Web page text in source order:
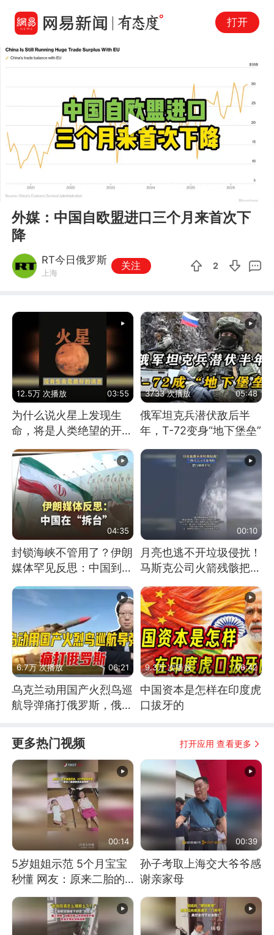
打开
00:00 00:16
Play
外媒：中国自欧盟进口三个月来首次下
降
RT今日俄罗斯
上海
关注 2
12.5万 次播放 03:55
为什么说火星上发现生
命，将是人类绝望的开
始？
3733 次播放 05:48
俄军坦克兵潜伏敌后半
年，T-72变身“地下堡垒”
04:35
封锁海峡不管用了？伊朗
媒体罕见反思：中国到底
00:10
月亮也逃不开垃圾侵扰！
马斯克公司火箭残骸把月
6.7万 次播放 06:21
乌克兰动用国产火烈鸟巡
航导弹痛打俄罗斯，俄军
9.3万 次播放 06:42
中国资本是怎样在印度虎
口拔牙的
更多热门视频 打开应用 查看更多
00:14
5岁姐姐示范 5个月宝宝
秒懂 网友：原来二胎的
快乐长这样
00:39
孙子考取上海交大爷爷感
谢亲家母